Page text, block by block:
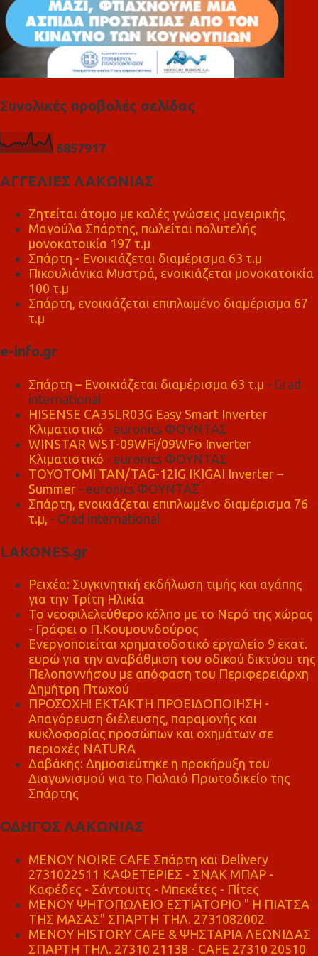
Συνολικές προβολές σελίδας
6857917
ΑΓΓΕΛΙΕΣ ΛΑΚΩΝΙΑΣ
Ζητείται άτομο με καλές γνώσεις μαγειρικής
Μαγούλα Σπάρτης, πωλείται πολυτελής
μονοκατοικία 197 τ.μ
Σπάρτη - Ενοικιάζεται διαμέρισμα 63 τ.μ
Πικουλιάνικα Μυστρά, ενοικιάζεται μονοκατοικία
100 τ.μ
Σπάρτη, ενοικιάζεται επιπλωμένο διαμέρισμα 67
τ.μ
e-info.gr
Σπάρτη – Ενοικιάζεται διαμέρισμα 63 τ.μ - Grad
international
HISENSE CA35LR03G Easy Smart Inverter
Κλιματιστικό - euronics ΦΟΥΝΤΑΣ
WINSTAR WST-09WFi/09WFo Inverter
Κλιματιστικό - euronics ΦΟΥΝΤΑΣ
TOYOTOMI TAN/TAG-12IG IKIGAI Inverter –
Summer - euronics ΦΟΥΝΤΑΣ
Σπάρτη, ενοικιάζεται επιπλωμένο διαμέρισμα 76
τ.μ, - Grad international
LAKONES.gr
Ρειχέα: Συγκινητική εκδήλωση τιμής και αγάπης
για την Τρίτη Ηλικία
Το νεοφιλελεύθερο κόλπο με το Νερό της χώρας
- Γράφει ο Π.Κουμουνδούρος
Ενεργοποιείται χρηματοδοτικό εργαλείο 9 εκατ.
ευρώ για την αναβάθμιση του οδικού δικτύου της
Πελοποννήσου με απόφαση του Περιφερειάρχη
Δημήτρη Πτωχού
ΠΡΟΣΟΧΗ! ΕΚΤΑΚΤΗ ΠΡΟΕΙΔΟΠΟΙΗΣΗ -
Απαγόρευση διέλευσης, παραμονής και
κυκλοφορίας προσώπων και οχημάτων σε
περιοχές NATURA
Δαβάκης: Δημοσιεύτηκε η προκήρυξη του
Διαγωνισμού για το Παλαιό Πρωτοδικείο της
Σπάρτης
ΟΔΗΓΟΣ ΛΑΚΩΝΙΑΣ
MENOY NOIRE CAFE Σπάρτη και Delivery
2731022511 ΚΑΦΕΤΕΡΙΕΣ - ΣΝΑΚ ΜΠΑΡ -
Καφέδες - Σάντουιτς - Μπεκέτες - Πίτες
ΜΕΝΟΥ ΨΗΤΟΠΩΛΕΙΟ ΕΣΤΙΑΤΟΡΙΟ " Η ΠΙΑΤΣΑ
ΤΗΣ ΜΑΣΑΣ" ΣΠΑΡΤΗ ΤΗΛ. 2731082002
ΜΕΝΟΥ HISTORY CAFE & ΨΗΣΤΑΡΙΑ ΛΕΩΝΙΔΑΣ
ΣΠΑΡΤΗ ΤΗΛ. 27310 21138 - CAFE 27310 20510